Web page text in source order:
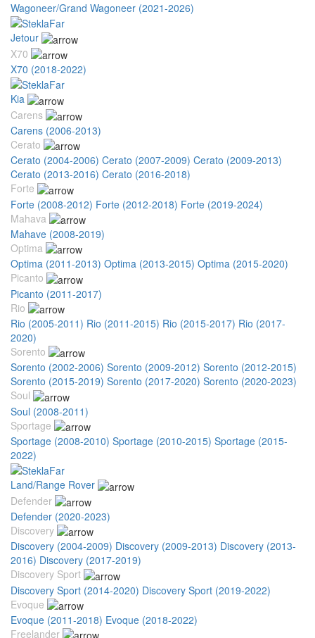
Wagoneer/Grand Wagoneer (2021-2026)
Jetour
X70
X70 (2018-2022)
Kia
Carens
Carens (2006-2013)
Cerato
Cerato (2004-2006) Cerato (2007-2009) Cerato (2009-2013)
Cerato (2013-2016) Cerato (2016-2018)
Forte
Forte (2008-2012) Forte (2012-2018) Forte (2019-2024)
Mahava
Mahave (2008-2019)
Optima
Optima (2011-2013) Optima (2013-2015) Optima (2015-2020)
Picanto
Picanto (2011-2017)
Rio
Rio (2005-2011) Rio (2011-2015) Rio (2015-2017) Rio (2017-
2020)
Sorento
Sorento (2002-2006) Sorento (2009-2012) Sorento (2012-2015)
Sorento (2015-2019) Sorento (2017-2020) Sorento (2020-2023)
Soul
Soul (2008-2011)
Sportage
Sportage (2008-2010) Sportage (2010-2015) Sportage (2015-
2022)
Land/Range Rover
Defender
Defender (2020-2023)
Discovery
Discovery (2004-2009) Discovery (2009-2013) Discovery (2013-
2016) Discovery (2017-2019)
Discovery Sport
Discovery Sport (2014-2020) Discovery Sport (2019-2022)
Evoque
Evoque (2011-2018) Evoque (2018-2022)
Freelander